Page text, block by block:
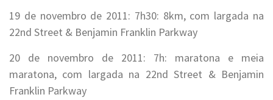
19 de novembro de 2011: 7h30: 8km, com largada na
22nd Street & Benjamin Franklin Parkway
20 de novembro de 2011: 7h: maratona e meia
maratona, com largada na 22nd Street & Benjamin
Franklin Parkway